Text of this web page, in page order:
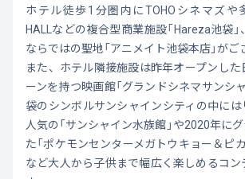
ホテル徒歩1分圏内にTOHOシネマズや
HALLなどの複合型商業施設「Hareza池袋
ならではの聖地「アニメイト池袋本店」がご
また、ホテル隣接施設は昨年オープンした
ーンを持つ映画館「グランドシネマサンシ
袋のシンボルサンシャインシティの中に
人気の「サンシャイン水族館」や2020年に
た「ポケモンセンターメガトウキョー＆ピ
など大人から子供まで幅広く楽しめるコン